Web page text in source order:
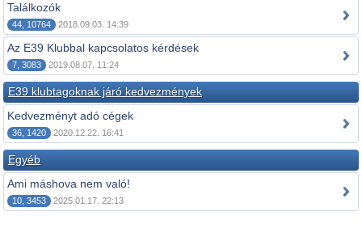
Találkozók
44, 10764 2018.09.03. 14:39
Az E39 Klubbal kapcsolatos kérdések
7, 3083 2019.08.07. 11:24
E39 klubtagoknak járó kedvezmények
Kedvezményt adó cégek
36, 1420 2020.12.22. 16:41
Egyéb
Ami máshova nem való!
10, 3453 2025.01.17. 22:13